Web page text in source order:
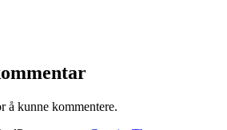
å kunne kommentere.